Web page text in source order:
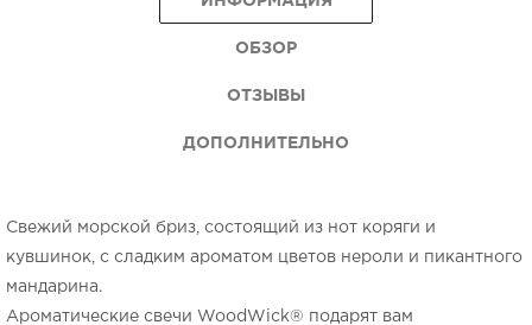
ОБЗОР
ОТЗЫВЫ
ДОПОЛНИТЕЛЬНО
Свежий морской бриз, состоящий из нот коряги и
кувшинок, с сладким ароматом цветов нероли и пикантного
мандарина.
Ароматические свечи WoodWick® подарят вам